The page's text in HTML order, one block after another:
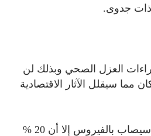
ذات جدوى.
العزل الصحي وبذلك لن
مما سيقلل الآثار الاقتصادية
رغم ضخامة العدد الذي سيصاب بالفيروس إلا أن 20 %